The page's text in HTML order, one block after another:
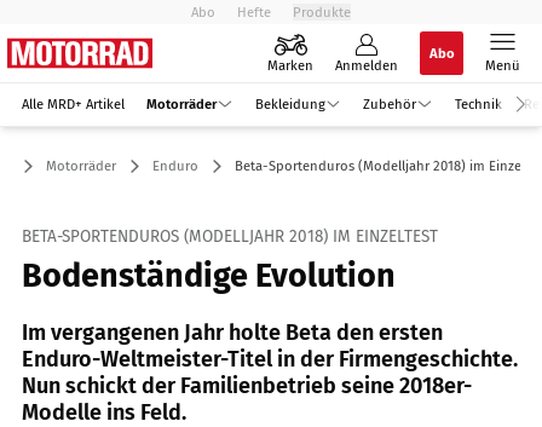
Abo Hefte Produkte
Marken Anmelden
Abo
Menü
Alle MRD+ Artikel Motorräder Bekleidung Zubehör Technik
Motorräder Enduro Beta-Sportenduros (Modelljahr 2018) im
BETA-SPORTENDUROS (MODELLJAHR 2018) IM EINZELTEST
Bodenständige Evolution
Im vergangenen Jahr holte Beta den ersten
Enduro-Weltmeister-Titel in der Firmengeschichte.
Nun schickt der Familienbetrieb seine 2018er-
Modelle ins Feld.